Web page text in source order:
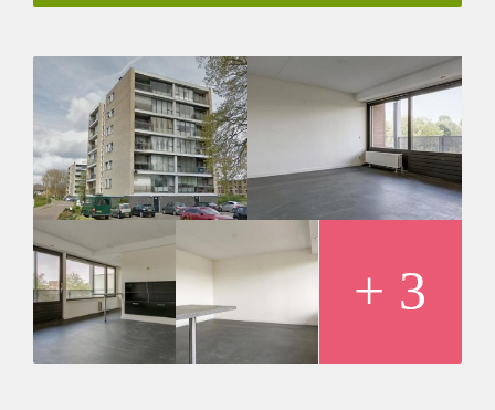
Huisdieren toegestaan: Afhankelijk van de Eigenaar
Huurtoeslag grens: Nee
Geschikt voor studenten: Afhankelijk van de Eigenaar
+ 3